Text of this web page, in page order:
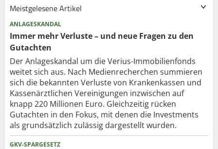
Meistgelesene Artikel
ANLAGESKANDAL
Immer mehr Verluste – und neue Fragen zu den
Gutachten
Der Anlageskandal um die Verius-Immobilienfonds
weitet sich aus. Nach Medienrecherchen summieren
sich die bekannten Verluste von Krankenkassen und
Kassenärztlichen Vereinigungen inzwischen auf
knapp 220 Millionen Euro. Gleichzeitig rücken
Gutachten in den Fokus, mit denen die Investments
als grundsätzlich zulässig dargestellt wurden.
GKV-SPARGESETZ